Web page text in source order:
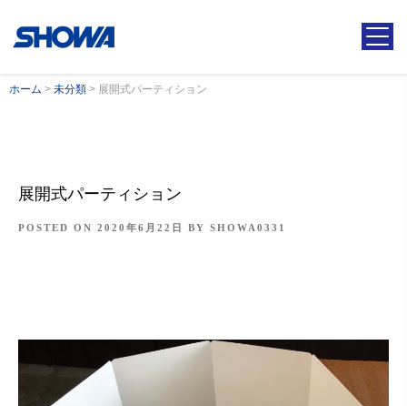
ホーム > 未分類 > 展開式パーティション
展開式パーティション
POSTED ON 2020年6月22日 BY SHOWA0331